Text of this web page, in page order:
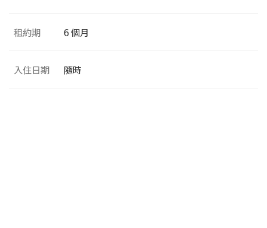
租約期 6 個月
入住日期 隨時